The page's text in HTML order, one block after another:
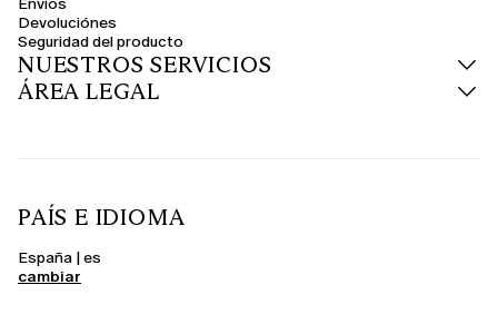
Devoluciónes
Seguridad del producto
NUESTROS SERVICIOS
ÁREA LEGAL
PAÍS E IDIOMA
España | es
cambiar